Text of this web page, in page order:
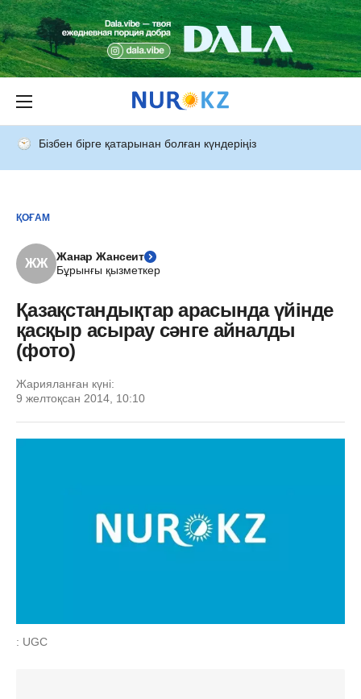
Бізбен бірге қатарынан болған күндеріңіз
ҚОҒАМ
ЖЖ
Жанар Жансеит
Бұрынғы қызметкер
Қазақстандықтар арасында үйінде
қасқыр асырау сәнге айналды
(фото)
Жарияланған күні:
9 желтоқсан 2014, 10:10
: UGC